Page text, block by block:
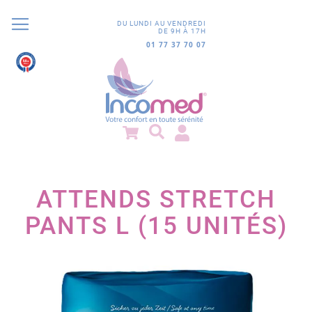
DU LUNDI AU VENDREDI
DE 9H À 17H
01 77 37 70 07
ATTENDS STRETCH
PANTS L (15 UNITÉS)
9.8/10
852 avis